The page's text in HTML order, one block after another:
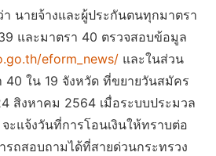
นายจ้างและผู้ประกันตนทุกมาตรา
และมาตรา 40 ตรวจสอบข้อมูล
eform_news/ และในส่วน
40 ใน 19 จังหวัด ที่ขยายวันสมัคร
สิงหาคม 2564 เมื่อระบบประมวล
ะแจ้งวันที่การโอนเงินให้ทราบต่อ
ถสอบถามได้ที่สายด่วนกระทรวง